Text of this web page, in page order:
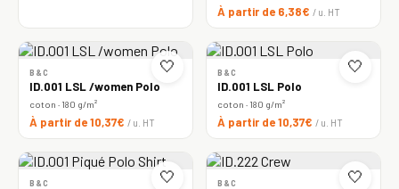
À partir de 6,38€ / u. HT
🤍
B&C
ID.001 LSL /women Polo
coton · 180 g/m²
À partir de 10,37€ / u. HT
🤍
B&C
ID.001 LSL Polo
coton · 180 g/m²
À partir de 10,37€ / u. HT
🤍
B&C 🤍
B&C